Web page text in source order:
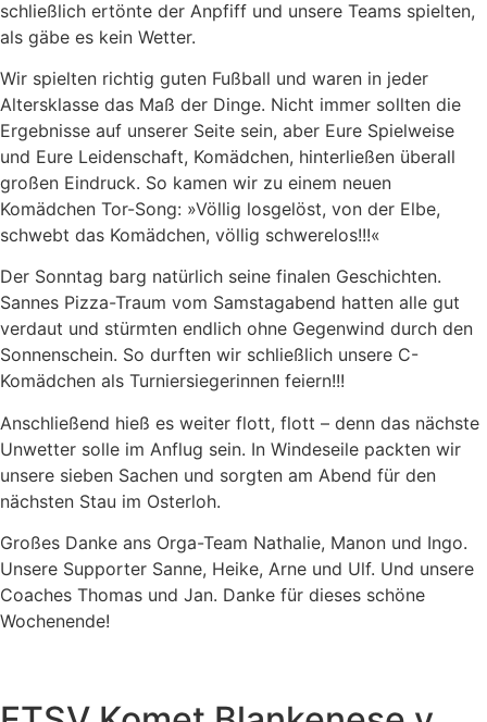
schließlich ertönte der Anpfiff und unsere Teams spielten,
als gäbe es kein Wetter.
Wir spielten richtig guten Fußball und waren in jeder
Altersklasse das Maß der Dinge. Nicht immer sollten die
Ergebnisse auf unserer Seite sein, aber Eure Spielweise
und Eure Leidenschaft, Komädchen, hinterließen überall
großen Eindruck. So kamen wir zu einem neuen
Komädchen Tor-Song: »Völlig losgelöst, von der Elbe,
schwebt das Komädchen, völlig schwerelos!!!«
Der Sonntag barg natürlich seine finalen Geschichten.
Sannes Pizza-Traum vom Samstagabend hatten alle gut
verdaut und stürmten endlich ohne Gegenwind durch den
Sonnenschein. So durften wir schließlich unsere C-
Komädchen als Turniersiegerinnen feiern!!!
Anschließend hieß es weiter flott, flott – denn das nächste
Unwetter solle im Anflug sein. In Windeseile packten wir
unsere sieben Sachen und sorgten am Abend für den
nächsten Stau im Osterloh.
Großes Danke ans Orga-Team Nathalie, Manon und Ingo.
Unsere Supporter Sanne, Heike, Arne und Ulf. Und unsere
Coaches Thomas und Jan. Danke für dieses schöne
Wochenende!